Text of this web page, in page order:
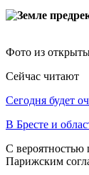
Фото из
Сейчас читают
Сегодня будет
В Бресте и
C вероятностью
Парижским